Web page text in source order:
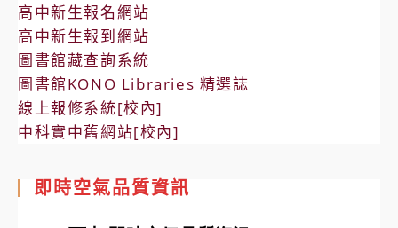
高中新生報名網站
高中新生報到網站
圖書館藏查詢系統
圖書館KONO Libraries 精選誌
線上報修系統[校內]
中科實中舊網站[校內]
即時空氣品質資訊